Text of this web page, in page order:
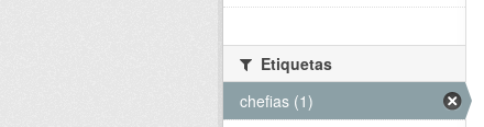
Etiquetas
chefias (1)